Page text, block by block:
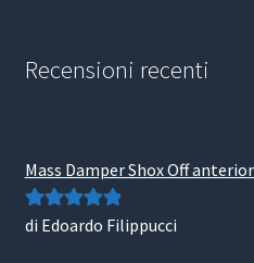
Recensioni recenti
Mass Damper Shox Off
Valutato5su
di Edoardo Filippucci